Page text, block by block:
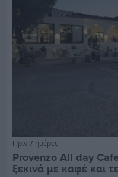
Πριν 7 ημέρες
Provenzo All day
ξεκινά με καφέ και